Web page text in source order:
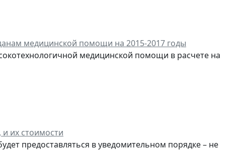
медицинской помощи на 2015-2017 годы
медицинской помощи в расчете на
их стоимости
предоставляться в уведомительном порядке – не